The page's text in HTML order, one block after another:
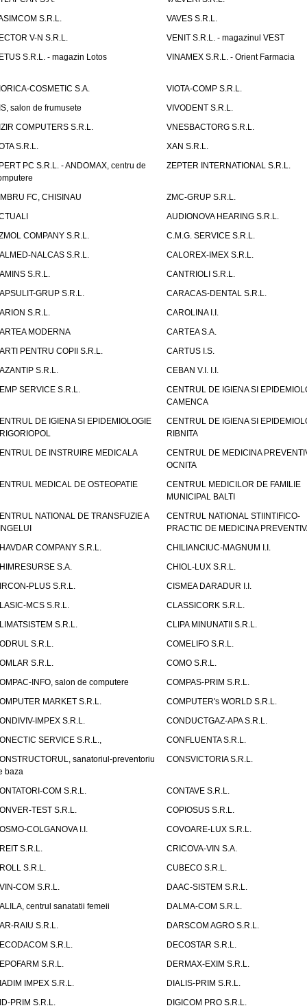
S.R.L.
VAVES S.R.L.
V-N S.R.L.
VENIT S.R.L. - magazinul VEST
S.R.L. - magazin Lotos
VINAMEX S.R.L. - Orient Farmacia
COSMETIC S.A.
VIOTA-COMP S.R.L.
salon de frumusete
VIVODENT S.R.L.
COMPUTERS S.R.L.
VNESBACTORG S.R.L.
S.R.L.
XAN S.R.L.
PC S.R.L. - ANDOMAX, centru de
ZEPTER INTERNATIONAL S.R.L.
FC, CHISINAU
ZMC-GRUP S.R.L.
AUDIONOVA HEARING S.R.L.
COMPANY S.R.L.
C.M.G. SERVICE S.R.L.
NALCAS S.R.L.
CALOREX-IMEX S.R.L.
S.R.L.
CANTRIOLI S.R.L.
GRUP S.R.L.
CARACAS-DENTAL S.R.L.
S.R.L.
CAROLINA I.I.
MODERNA
CARTEA S.A.
PENTRU COPII S.R.L.
CARTUS I.S.
S.R.L.
CEBAN V.I. I.I.
SERVICE S.R.L.
CENTRUL DE IGIENA SI
CAMENCA
DE IGIENA SI EPIDEMIOLOGIE
CENTRUL DE IGIENA SI
RIBNITA
DE INSTRUIRE MEDICALA
CENTRUL DE MEDICINA
OCNITA
MEDICAL DE OSTEOPATIE
CENTRUL MEDICILOR DE FAMILIE
MUNICIPAL BALTI
NATIONAL DE TRANSFUZIE A
CENTRUL NATIONAL STIINTIFICO-
PRACTIC DE MEDICINA
COMPANY S.R.L.
CHILIANCIUC-MAGNUM I.I.
S.A.
CHIOL-LUX S.R.L.
PLUS S.R.L.
CISMEA DARADUR I.I.
MCS S.R.L.
CLASSICORK S.R.L.
S.R.L.
CLIPA MINUNATII S.R.L.
S.R.L.
COMELIFO S.R.L.
S.R.L.
COMO S.R.L.
INFO, salon de computere
COMPAS-PRIM S.R.L.
MARKET S.R.L.
COMPUTER's WORLD S.R.L.
IMPEX S.R.L.
CONDUCTGAZ-APA S.R.L.
SERVICE S.R.L.,
CONFLUENTA S.R.L.
sanatoriul-preventoriu
baza
CONSVICTORIA S.R.L.
COM S.R.L.
CONTAVE S.R.L.
TEST S.R.L.
COPIOSUS S.R.L.
COLGANOVA I.I.
COVOARE-LUX S.R.L.
S.R.L.
CRICOVA-VIN S.A.
S.R.L.
CUBECO S.R.L.
COM S.R.L.
DAAC-SISTEM S.R.L.
centrul sanatatii femeii
DALMA-COM S.R.L.
RAIU S.R.L.
DARSCOM AGRO S.R.L.
S.R.L.
DECOSTAR S.R.L.
S.R.L.
DERMAX-EXIM S.R.L.
IMPEX S.R.L.
DIALIS-PRIM S.R.L.
PRIM S.R.L.
DIGICOM PRO S.R.L.